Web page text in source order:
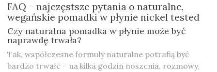
FAQ – najczęstsze pytania o naturalne,
wegańskie pomadki w płynie nickel tested
Czy naturalna pomadka w płynie może być
naprawdę trwała?
Tak, współczesne formuły naturalne potrafią być
bardzo trwałe – na kilka godzin noszenia, rozmowy,